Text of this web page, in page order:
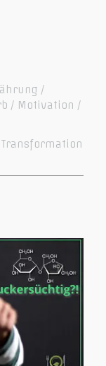
Motivation
Transformation